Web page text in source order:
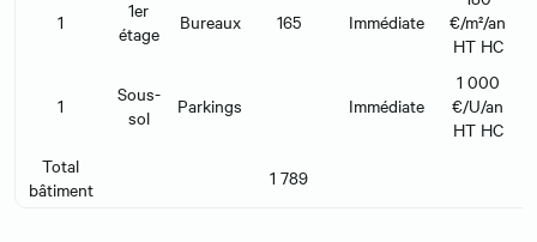
1
1er
étage
Bureaux 165 Immédiate
€/m²/an
HT HC
1
Sous-
sol
Parkings Immédiate
1 000
€/U/an
HT HC
Total
bâtiment
1 789